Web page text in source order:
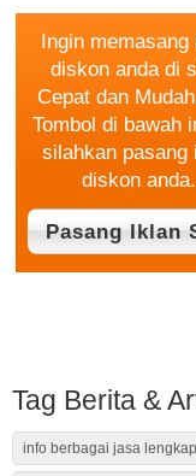
Ingin memasang
diskon anda di
Cepat dan
Tombol di bawah
silahkan pasang
diskon anda.
Tag Berita &
info berbagai jasa